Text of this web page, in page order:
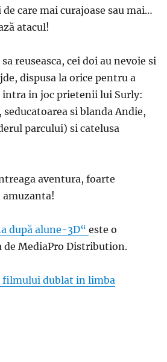
care mai curajoase sau mai…
atacul!
reuseasca, cei doi au nevoie si
dispusa la orice pentru a
intra in joc prietenii lui Surly:
si blanda Andie,
parcului) si catelusa
aventura, foarte
după alune-3D“ este o
MediaPro Distribution.
filmului dublat in limba